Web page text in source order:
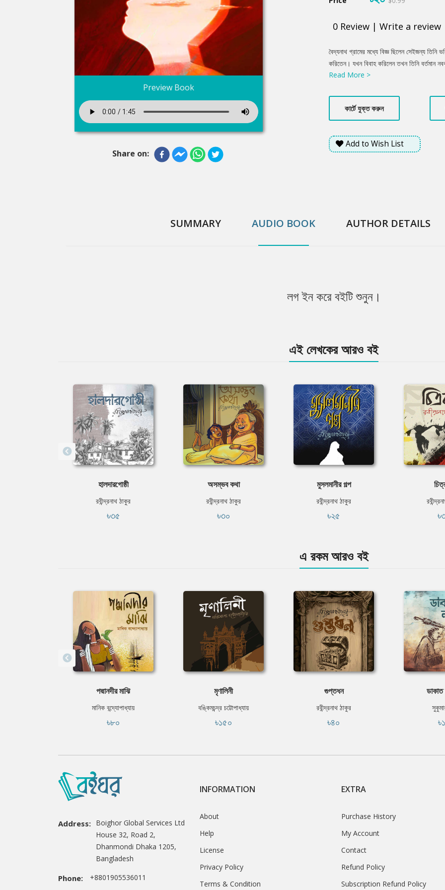
Preview Book
Share on:
0 Review | Write a review
Product
Summery
বৈদ্যনাথ গ্রামের মধ্যে বিজ্ঞ ছিলেন সেইজন্য তিনি
করিতেন। যখন বিবাহ করিলেন তখন তিনি বর্তমান
পাইয়াছিলেন। শুভদৃষ্টির সময় এতটা দূরদৃষ্টি প্রায়
করিয়াছিলেন।...
Read More >
কার্টে যুক্ত করুন
Add to Wish List
SUMMARY AUDIO BOOK AUTHOR DETAILS
লগ ইন করে বইটি শুনুন।
এই লেখকের আরও বই
হালদারগোষ্ঠী
রবীন্দ্রনাথ ঠাকুর
৳৩৫
অসম্ভব কথা
রবীন্দ্রনাথ ঠাকুর
৳৩০
মুসলমানীর গল্প
রবীন্দ্রনাথ ঠাকুর
৳২৫
এ রকম আরও বই
পদ্মানদীর মাঝি
মানিক বন্দ্যোপাধ্যায়
৳৮০
মৃণালিনী
বঙ্কিমচন্দ্র চট্টোপাধ্যায়
৳১৫০
গুপ্তধন
রবীন্দ্রনাথ ঠাকুর
৳৪০
ডাকাত
Address: Boighor Global Services Ltd
House 32, Road 2,
Dhanmondi Dhaka 1205,
Bangladesh
Phone: +8801905536011
INFORMATION
About
Help
License
Privacy Policy
Terms & Condition
EXTRA
Purchase History
My Account
Contact
Refund Policy
Subscription Refund Policy